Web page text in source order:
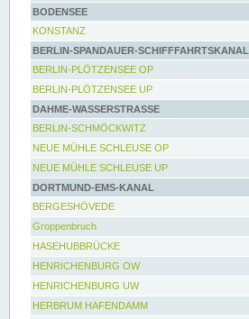
BODENSEE
KONSTANZ
BERLIN-SPANDAUER-SCHIFFFAHRTSKANAL
BERLIN-PLÖTZENSEE OP
BERLIN-PLÖTZENSEE UP
DAHME-WASSERSTRASSE
BERLIN-SCHMÖCKWITZ
NEUE MÜHLE SCHLEUSE OP
NEUE MÜHLE SCHLEUSE UP
DORTMUND-EMS-KANAL
BERGESHÖVEDE
Groppenbruch
HASEHUBBRÜCKE
HENRICHENBURG OW
HENRICHENBURG UW
HERBRUM HAFENDAMM